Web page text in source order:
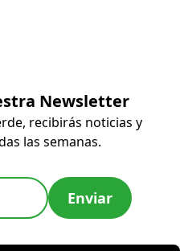
Newsletter
recibirás noticias y
las semanas.
Enviar